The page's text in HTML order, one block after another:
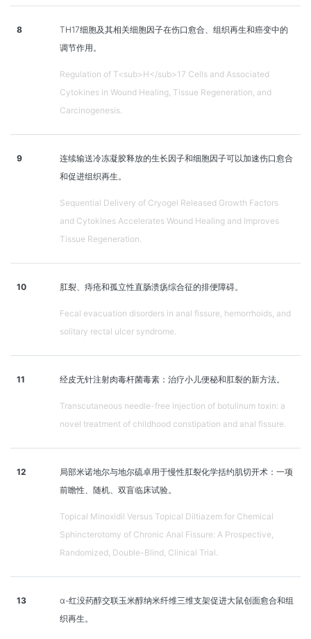
8
TH17细胞及其相关细胞因子在伤口愈合、组织再生和癌变中的
调节作用。
Regulation of T<sub>H</sub>17 Cells and Associated
Cytokines in Wound Healing, Tissue Regeneration, and
Carcinogenesis.
9
连续输送冷冻凝胶释放的生长因子和细胞因子可以加速伤口愈合
和促进组织再生。
Sequential Delivery of Cryogel Released Growth Factors
and Cytokines Accelerates Wound Healing and Improves
Tissue Regeneration.
10 肛裂、痔疮和孤立性直肠溃疡综合征的排便障碍。
Fecal evacuation disorders in anal fissure, hemorrhoids, and
solitary rectal ulcer syndrome.
11 经皮无针注射肉毒杆菌毒素：治疗小儿便秘和肛裂的新方法。
Transcutaneous needle-free injection of botulinum toxin: a
novel treatment of childhood constipation and anal fissure.
12
局部米诺地尔与地尔硫卓用于慢性肛裂化学括约肌切开术：一项
前瞻性、随机、双盲临床试验。
Topical Minoxidil Versus Topical Diltiazem for Chemical
Sphincterotomy of Chronic Anal Fissure: A Prospective,
Randomized, Double-Blind, Clinical Trial.
13
α-红没药醇交联玉米醇纳米纤维三维支架促进大鼠创面愈合和组
织再生。